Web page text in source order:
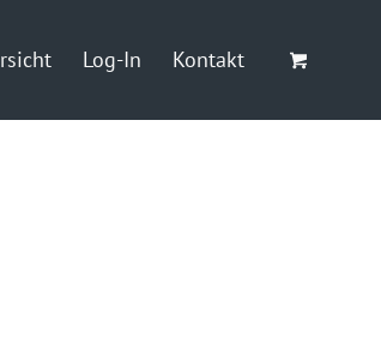
Log-In Kontakt